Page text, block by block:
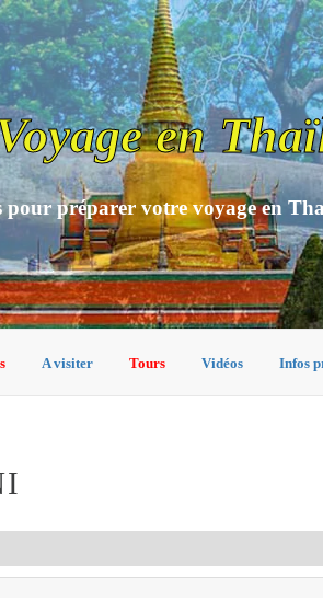
en
pour préparer votre voyage en
A visiter Tours Vidéos Infos